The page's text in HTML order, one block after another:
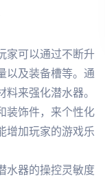
家可以通过不断升
以及装备槽等。通
来强化潜水器。
装饰件，来个性化
增加玩家的游戏乐
水器的操控灵敏度